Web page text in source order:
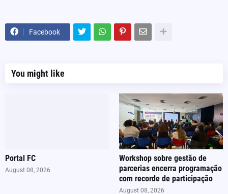
Facebook
You might like
Portal FC
August 08, 2026
Workshop sobre gestão de
parcerias encerra programação
com recorde de participação
August 08, 2026